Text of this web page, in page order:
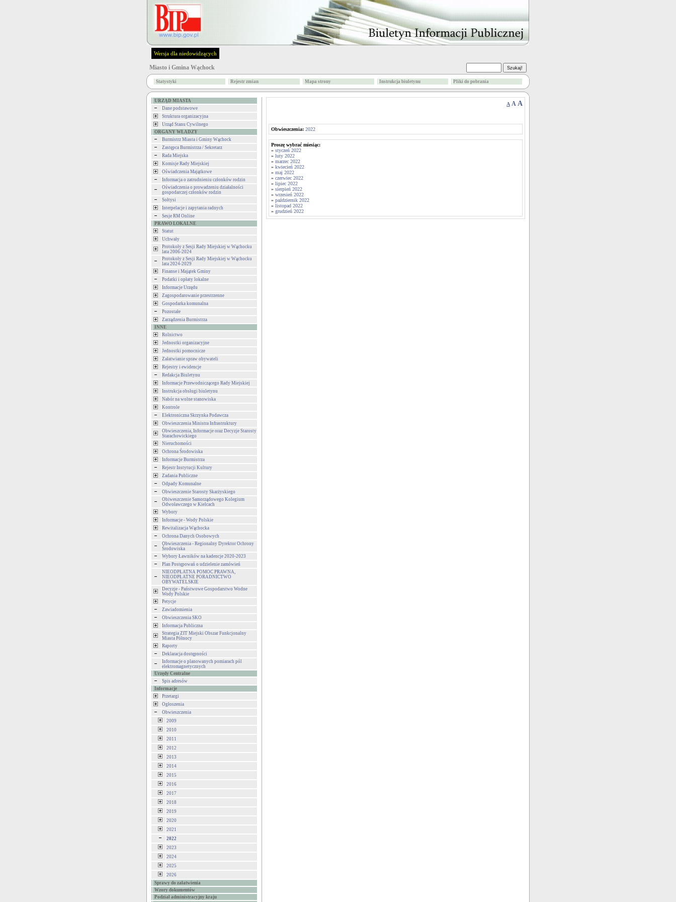
Wersja dla niedowidzących
Miasto i Gmina Wąchock
Statystyki Rejestr zmian Mapa strony Instrukcja biuletynu Pliki do pobrania
URZĄD MIASTA
Dane podstawowe
Struktura organizacyjna
Urząd Stanu Cywilnego
ORGANY WŁADZY
Burmistrz Miasta i Gminy Wąchock
Zastępca Burmistrza / Sekretarz
Rada Miejska
Komisje Rady Miejskiej
Oświadczenia Majątkowe
Informacja o zatrudnieniu członków rodzin
Oświadczenia o prowadzeniu działalności
gospodarczej członków rodzin
Sołtysi
Interpelacje i zapytania radnych
Sesje RM Online
PRAWO LOKALNE
Statut
Uchwały
Protokoły z Sesji Rady Miejskiej w Wąchocku
lata 2006-2024
Protokoły z Sesji Rady Miejskiej w Wąchocku
lata 2024-2029
Finanse i Majątek Gminy
Podatki i opłaty lokalne
Informacje Urzędu
Zagospodarowanie przestrzenne
Gospodarka komunalna
Pozostałe
Zarządzenia Burmistrza
INNE
Rolnictwo
Jednostki organizacyjne
Jednostki pomocnicze
Załatwianie spraw obywateli
Rejestry i ewidencje
Redakcja Biuletynu
Informacje Przewodniczącego Rady Miejskiej
Instrukcja obsługi biuletynu
Nabór na wolne stanowiska
Kontrole
Elektroniczna Skrzynka Podawcza
Obwieszczenia Ministra Infrastruktury
Obwieszczenia, Informacje oraz Decyzje Starosty
Starachowickiego
Nieruchomości
Ochrona Środowiska
Informacje Burmistrza
Rejestr Instytucji Kultury
Zadania Publiczne
Odpady Komunalne
Obwieszczenie Starosty Skarżyskiego
Obiweszczenie Samorządowego Kolegium
Odwoławczego w Kielcach
Wybory
Informacje - Wody Polskie
Rewitalizacja Wąchocka
Ochrona Danych Osobowych
Obwieszczenia - Regionalny Dyrektor Ochrony
Środowiska
Wybory Ławników na kadencje 2020-2023
Plan Postępowań o udzielenie zamówień
NIEODPŁATNA POMOC PRAWNA,
NIEODPŁATNE PORADNICTWO
OBYWATELSKIE
Decyzje - Państwowe Gospodarstwo Wodne
Wody Polskie
Petycje
Zawiadomienia
Obwieszczenia SKO
Informacja Publiczna
Strategia ZIT Miejski Obszar Funkcjonalny
Miasta Północy
Raporty
Deklaracja dostępności
Informacje o planowanych pomiarach pól
elektromagnetycznych
Urzędy Centralne
Spis adresów
Informacje
Przetargi
Ogłoszenia
Obwieszczenia
2009
2010
2011
2012
2013
2014
2015
2016
2017
2018
2019
2020
2021
2022
2023
2024
2025
2026
Sprawy do załatwienia
Wzory dokumentów
Podział administracyjny kraju
A A A
Obwieszczenia: 2022
Proszę wybrać miesiąc:
» styczeń 2022
» luty 2022
» marzec 2022
» kwiecień 2022
» maj 2022
» czerwiec 2022
» lipiec 2022
» sierpień 2022
» wrzesień 2022
» październik 2022
» listopad 2022
» grudzień 2022